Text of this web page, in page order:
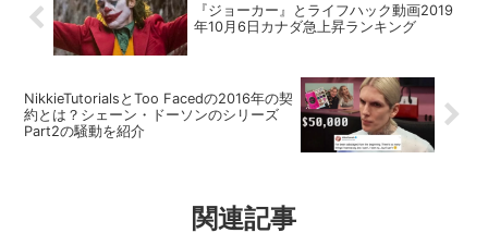
『ジョーカー』とライフハック動画2019
年10月6日カナダ急上昇ランキング
NikkieTutorialsとToo Facedの2016年の契
約とは？シェーン・ドーソンのシリーズ
Part2の騒動を紹介
関連記事